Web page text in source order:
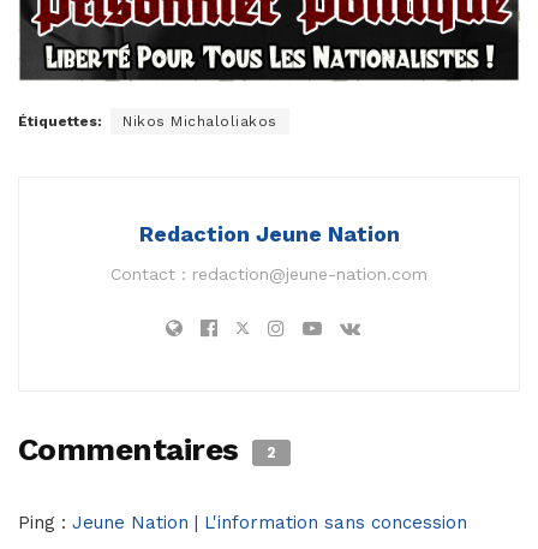
Étiquettes: Nikos Michaloliakos
Redaction Jeune Nation
Contact : redaction@jeune-nation.com
Commentaires 2
Ping : Jeune Nation | L'information sans concession